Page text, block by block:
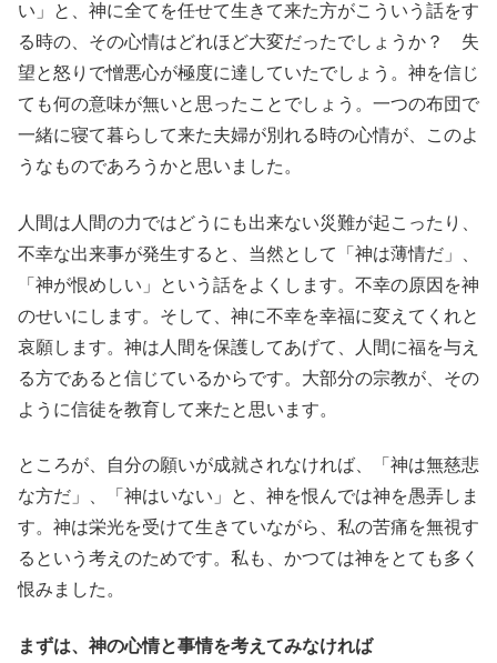
い」と、神に全てを任せて生きて来た方がこういう話をす
る時の、その心情はどれほど大変だったでしょうか？ 失
望と怒りで憎悪心が極度に達していたでしょう。神を信じ
ても何の意味が無いと思ったことでしょう。一つの布団で
一緒に寝て暮らして来た夫婦が別れる時の心情が、このよ
うなものであろうかと思いました。
人間は人間の力ではどうにも出来ない災難が起こったり、
不幸な出来事が発生すると、当然として「神は薄情だ」、
「神が恨めしい」という話をよくします。不幸の原因を神
のせいにします。そして、神に不幸を幸福に変えてくれと
哀願します。神は人間を保護してあげて、人間に福を与え
る方であると信じているからです。大部分の宗教が、その
ように信徒を教育して来たと思います。
ところが、自分の願いが成就されなければ、「神は無慈悲
な方だ」、「神はいない」と、神を恨んでは神を愚弄しま
す。神は栄光を受けて生きていながら、私の苦痛を無視す
るという考えのためです。私も、かつては神をとても多く
恨みました。
まずは、神の心情と事情を考えてみなければ